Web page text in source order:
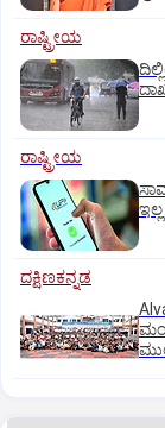
ರಾಷ್ಟ್ರೀಯ
ರಾಷ್ಟ್ರೀಯ
ದಕ್ಷಿಣಕನ್ನಡ